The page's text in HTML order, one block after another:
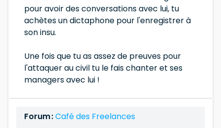
pour avoir des conversations avec lui, tu
achètes un dictaphone pour l'enregistrer à
son insu.
Une fois que tu as assez de preuves pour
l'attaquer au civil tu le fais chanter et ses
managers avec lui !
Forum :Café des Freelances